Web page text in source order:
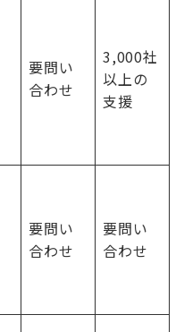
要問い
合わせ
3,000社
以上の
支援
要問い
合わせ
要問い
合わせ